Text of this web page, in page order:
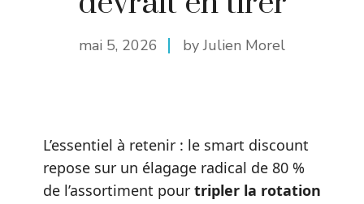
mai 5, 2026 by Julien Morel
L’essentiel à retenir : le smart discount
repose sur un élagage radical de 80 %
de l’assortiment pour tripler la rotation